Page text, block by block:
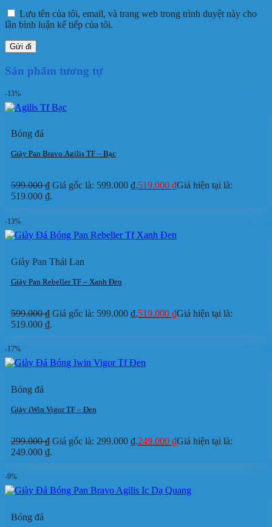
Lưu tên của tôi, email, và trang web trong trình duyệt này cho
lần bình luận kế tiếp của tôi.
Sản phẩm tương tự
-13%
Bóng đá
Giày Pan Bravo Agilis TF – Bạc
599.000₫ Giá gốc là: 599.000 ₫.519.000 ₫Giá hiện tại là:
519.000 ₫.
-13%
Giày Pan Thái Lan
Giày Pan Rebeller TF – Xanh Đen
599.000₫ Giá gốc là: 599.000 ₫.519.000 ₫Giá hiện tại là:
519.000 ₫.
-17%
Bóng đá
Giày iWin Vigor TF – Đen
299.000₫ Giá gốc là: 299.000 ₫.249.000 ₫Giá hiện tại là:
249.000 ₫.
-9%
Bóng đá